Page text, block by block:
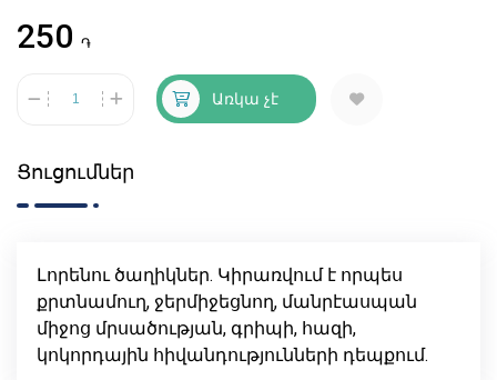
250 ֏
Առկա չէ
Ցուցումներ
Լորենու ծաղիկներ. Կիրառվում է որպես
քրտնամուղ, ջերմիջեցնող, մանրէասպան
միջոց մրսածության, գրիպի, հազի,
կոկորդային հիվանդությունների դեպքում.